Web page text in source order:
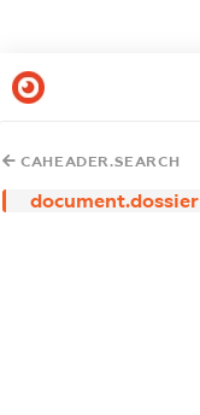
CAHEADER.SEARCH
document.dossier